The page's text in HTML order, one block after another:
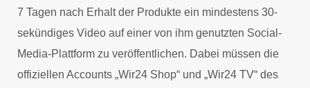
7 Tagen nach Erhalt der Produkte ein mindestens 30-
sekündiges Video auf einer von ihm genutzten Social-
Media-Plattform zu veröffentlichen. Dabei müssen die
offiziellen Accounts „Wir24 Shop“ und „Wir24 TV“ des